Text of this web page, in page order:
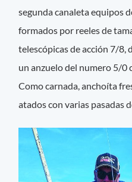
segunda canaleta equipos
formados por reeles de
telescópicas de acción 7/8,
un anzuelo del numero 5/0
Como carnada, anchoíta
atados con varias pasadas